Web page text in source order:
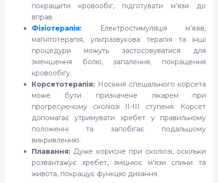
покращити кровообіг, підготувати м’язи до
вправ.
Фізіотерапія: Електростимуляція м’язів,
магнітотерапія, ультразвукова терапія та інші
процедури можуть застосовуватися для
зменшення болю, запалення, покращення
кровообігу.
Корсетотерапія: Носіння спеціального корсета
може бути призначене лікарем при
прогресуючому сколіозі II-III ступеня. Корсет
допомагає утримувати хребет у правильному
положенні та запобігає подальшому
викривленню.
Плавання: Дуже корисне при сколіозі, оскільки
розвантажує хребет, зміцнює м’язи спини та
живота, покращує функцію дихання.